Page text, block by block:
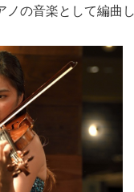
の音楽として編曲し